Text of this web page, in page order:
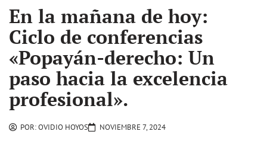
En la mañana de hoy:
Ciclo de conferencias
«Popayán-derecho: Un
paso hacia la excelencia
profesional».
POR:OVIDIO HOYOS NOVIEMBRE 7, 2024